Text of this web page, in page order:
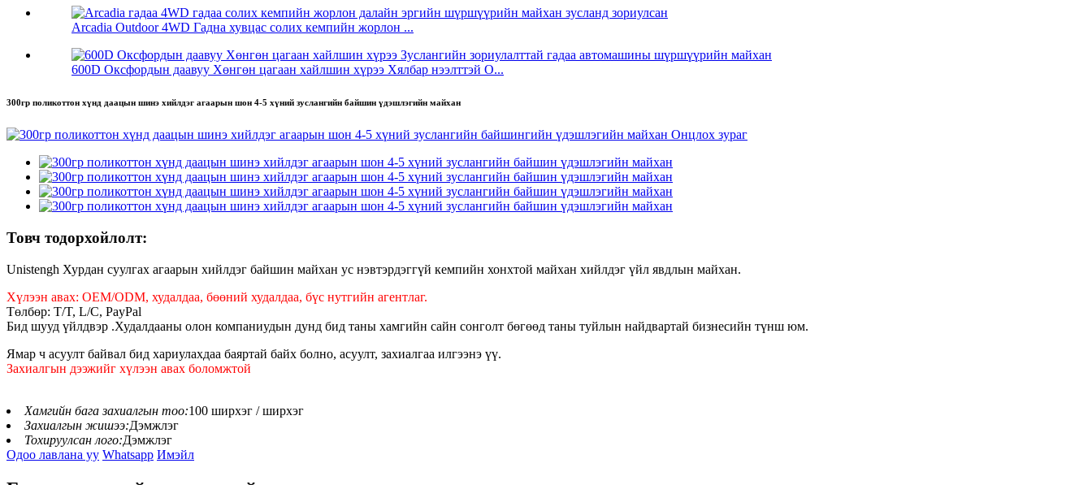
Arcadia Outdoor 4WD Гадна хувцас солих кемпийн жорлон ...
600D Оксфордын даавуу Хөнгөн цагаан хайлшин хүрээ Хялбар нээлттэй O...
300гр поликоттон хүнд даацын шинэ хийлдэг агаарын шон 4-5 хүний ​​зуслангийн байшин үдэшлэгийн майхан
Товч тодорхойлолт:
Unistengh Хурдан суулгах агаарын хийлдэг байшин майхан ус нэвтэрдэггүй кемпийн хонхтой майхан хийлдэг үйл явдлын майхан.
Хүлээн авах: OEM/ODM, худалдаа, бөөний худалдаа, бүс нутгийн агентлаг.
Төлбөр: T/T, L/C, PayPal
Бид шууд үйлдвэр .Худалдааны олон компаниудын дунд бид таны хамгийн сайн сонголт бөгөөд таны туйлын найдвартай бизнесийн түнш юм.
Ямар ч асуулт байвал бид хариулахдаа баяртай байх болно, асуулт, захиалгаа илгээнэ үү.
Захиалгын дээжийг хүлээн авах боломжтой
Хамгийн бага захиалгын тоо:100 ширхэг / ширхэг
Захиалгын жишээ:Дэмжлэг
Тохируулсан лого:Дэмжлэг
Одоо лавлана уу Whatsapp Имэйл